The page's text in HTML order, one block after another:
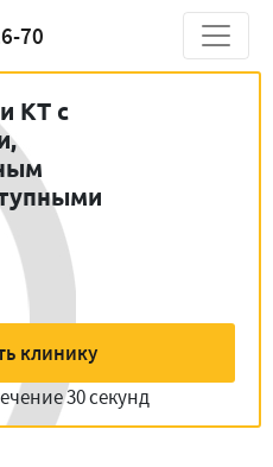
70
КТ с
клинику
30 секунд